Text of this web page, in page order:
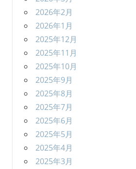
2026年2月
2026年1月
2025年12月
2025年11月
2025年10月
2025年9月
2025年8月
2025年7月
2025年6月
2025年5月
2025年4月
2025年3月